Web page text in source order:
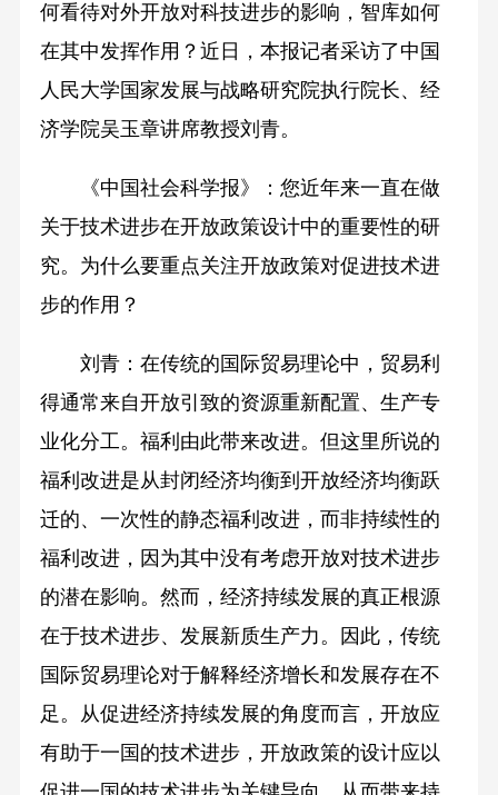
何看待对外开放对科技进步的影响，智库如何
在其中发挥作用？近日，本报记者采访了中国
人民大学国家发展与战略研究院执行院长、经
济学院吴玉章讲席教授刘青。
《中国社会科学报》：您近年来一直在做
关于技术进步在开放政策设计中的重要性的研
究。为什么要重点关注开放政策对促进技术进
步的作用？
刘青：在传统的国际贸易理论中，贸易利
得通常来自开放引致的资源重新配置、生产专
业化分工。福利由此带来改进。但这里所说的
福利改进是从封闭经济均衡到开放经济均衡跃
迁的、一次性的静态福利改进，而非持续性的
福利改进，因为其中没有考虑开放对技术进步
的潜在影响。然而，经济持续发展的真正根源
在于技术进步、发展新质生产力。因此，传统
国际贸易理论对于解释经济增长和发展存在不
足。从促进经济持续发展的角度而言，开放应
有助于一国的技术进步，开放政策的设计应以